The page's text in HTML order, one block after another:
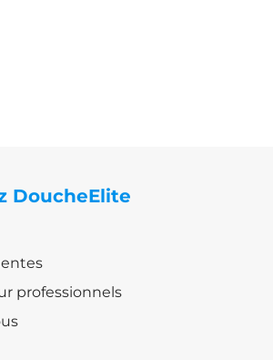
DoucheElite
professionnels